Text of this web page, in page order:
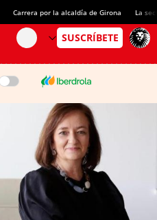
Carrera por la alcaldía de Girona La